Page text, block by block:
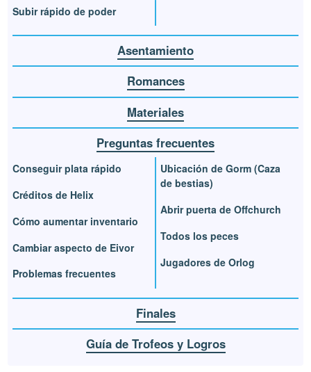
Subir rápido de poder
Asentamiento
Romances
Materiales
Preguntas frecuentes
Conseguir plata rápido
Créditos de Helix
Cómo aumentar inventario
Cambiar aspecto de Eivor
Problemas frecuentes
Ubicación de Gorm (Caza
de bestias)
Abrir puerta de Offchurch
Todos los peces
Jugadores de Orlog
Finales
Guía de Trofeos y Logros